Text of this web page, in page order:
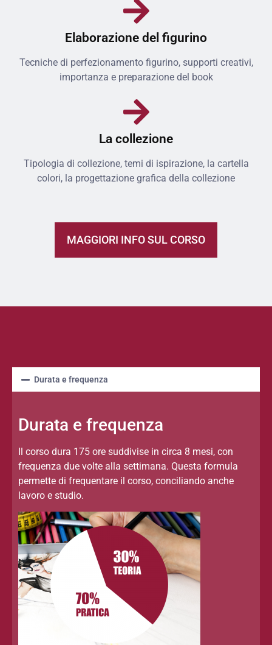
Elaborazione del figurino
Tecniche di perfezionamento figurino, supporti creativi,
importanza e preparazione del book
La collezione
Tipologia di collezione, temi di ispirazione, la cartella
colori, la progettazione grafica della collezione
MAGGIORI INFO SUL CORSO
Durata e frequenza
Durata e frequenza
Il corso dura 175 ore suddivise in circa 8 mesi, con
frequenza due volte alla settimana. Questa formula
permette di frequentare il corso, conciliando anche
lavoro e studio.